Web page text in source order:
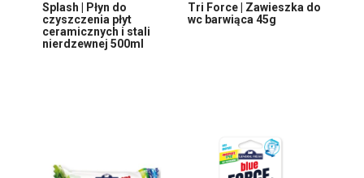
Splash | Płyn do
czyszczenia płyt
ceramicznych i stali
nierdzewnej 500ml
Tri Force | Zawieszka do
wc barwiąca 45g